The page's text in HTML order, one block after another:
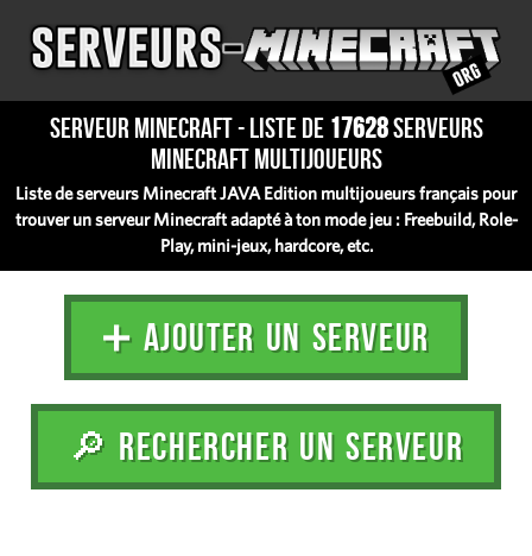
Serveur Minecraft - Liste de 17628serveurs
Minecraft multijoueurs
Liste de serveurs Minecraft JAVA Edition multijoueurs français pour
trouver un serveur Minecraft adapté à ton mode jeu : Freebuild, Role-
Play, mini-jeux, hardcore, etc.
➕ AJOUTER UN SERVEUR
🔎 RECHERCHER UN SERVEUR